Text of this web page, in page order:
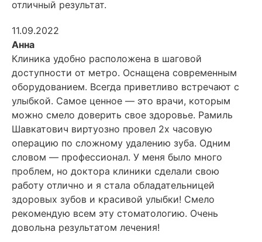
отличный результат.
11.09.2022
Анна
Клиника удобно расположена в шаговой
доступности от метро. Оснащена современным
оборудованием. Всегда приветливо встречают с
улыбкой. Самое ценное — это врачи, которым
можно смело доверить свое здоровье. Рамиль
Шавкатович виртуозно провел 2х часовую
операцию по сложному удалению зуба. Одним
словом — профессионал. У меня было много
проблем, но доктора клиники сделали свою
работу отлично и я стала обладательницей
здоровых зубов и красивой улыбки! Смело
рекомендую всем эту стоматологию. Очень
довольна результатом лечения!